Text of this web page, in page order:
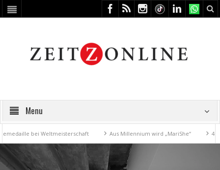
Menu
bei Weltmeisterschaft Aus Millennium wird „MariShe“ 4.